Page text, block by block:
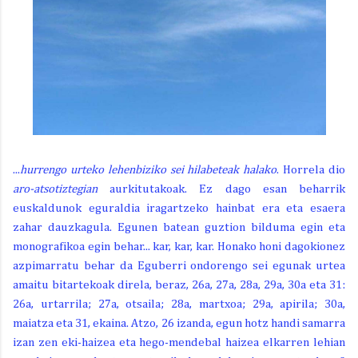
...hurrengo urteko lehenbiziko sei hilabeteak halako. Horrela dio
aro-atsotiztegianaurkitutakoak. Ez dago esan beharrik
euskaldunok eguraldia iragartzeko hainbat era eta esaera
zahar dauzkagula. Egunen batean guztion bilduma egin eta
monografikoa egin behar... kar, kar, kar. Honako honi dagokionez
azpimarratu behar da Eguberri ondorengo sei egunak urtea
amaitu bitartekoak direla, beraz, 26a, 27a, 28a, 29a, 30a eta 31:
26a, urtarrila; 27a, otsaila; 28a, martxoa; 29a, apirila; 30a,
maiatza eta 31, ekaina. Atzo, 26 izanda, egun hotz handi samarra
izan zen eki-haizea eta hego-mendebal haizea elkarren lehian